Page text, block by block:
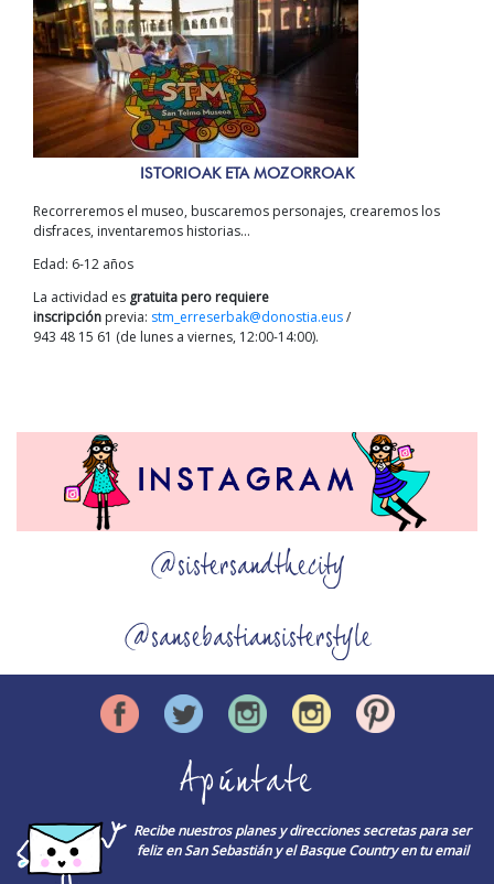
ISTORIOAK ETA MOZORROAK
Recorreremos el museo, buscaremos personajes, crearemos los
disfraces, inventaremos historias…
Edad: 6-12 años
La actividad es gratuita pero requiere
inscripción previa: stm_erreserbak@donostia.eus/
943 48 15 61 (de lunes a viernes, 12:00-14:00).
@sistersandthecity
@sansebastiansisterstyle
Apúntate
Recibe nuestros planes y direcciones secretas para ser
feliz en San Sebastián y el Basque Country en tu email